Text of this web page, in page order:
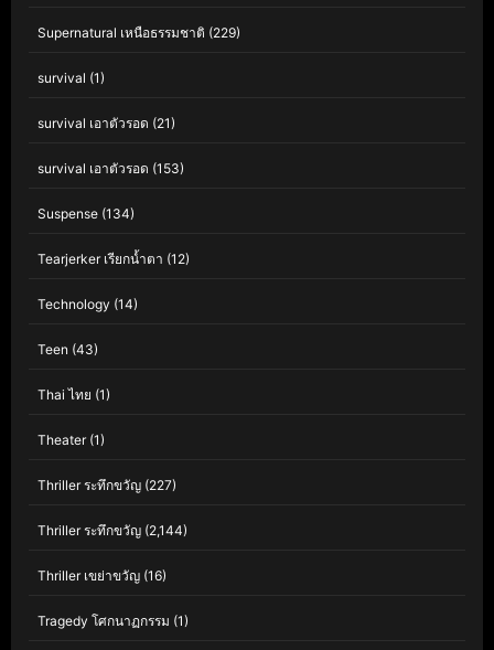
Supernatural เหนือธรรมชาติ (229)
survival (1)
survival เอาตัวรอด (21)
survival เอาตัวรอด (153)
Suspense (134)
Tearjerker เรียกน้ำตา (12)
Technology (14)
Teen (43)
Thai ไทย (1)
Theater(1)
Thriller ระทึกขวัญ (227)
Thriller ระทึกขวัญ (2,144)
Thriller เขย่าขวัญ (16)
Tragedy โศกนาฏกรรม (1)